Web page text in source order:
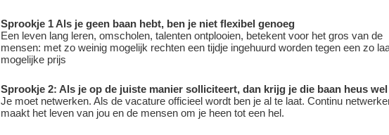
Sprookje 1 Als je geen baan hebt, ben je niet flexibel genoeg
Een leven lang leren, omscholen, talenten ontplooien, betekent voor het gros van de
mensen: met zo weinig mogelijk rechten een tijdje ingehuurd worden tegen een zo
mogelijke prijs
Sprookje 2: Als je op de juiste manier solliciteert, dan krijg je die baan heus wel
Je moet netwerken. Als de vacature officieel wordt ben je al te laat. Continu
maakt het leven van jou en de mensen om je heen tot een hel.